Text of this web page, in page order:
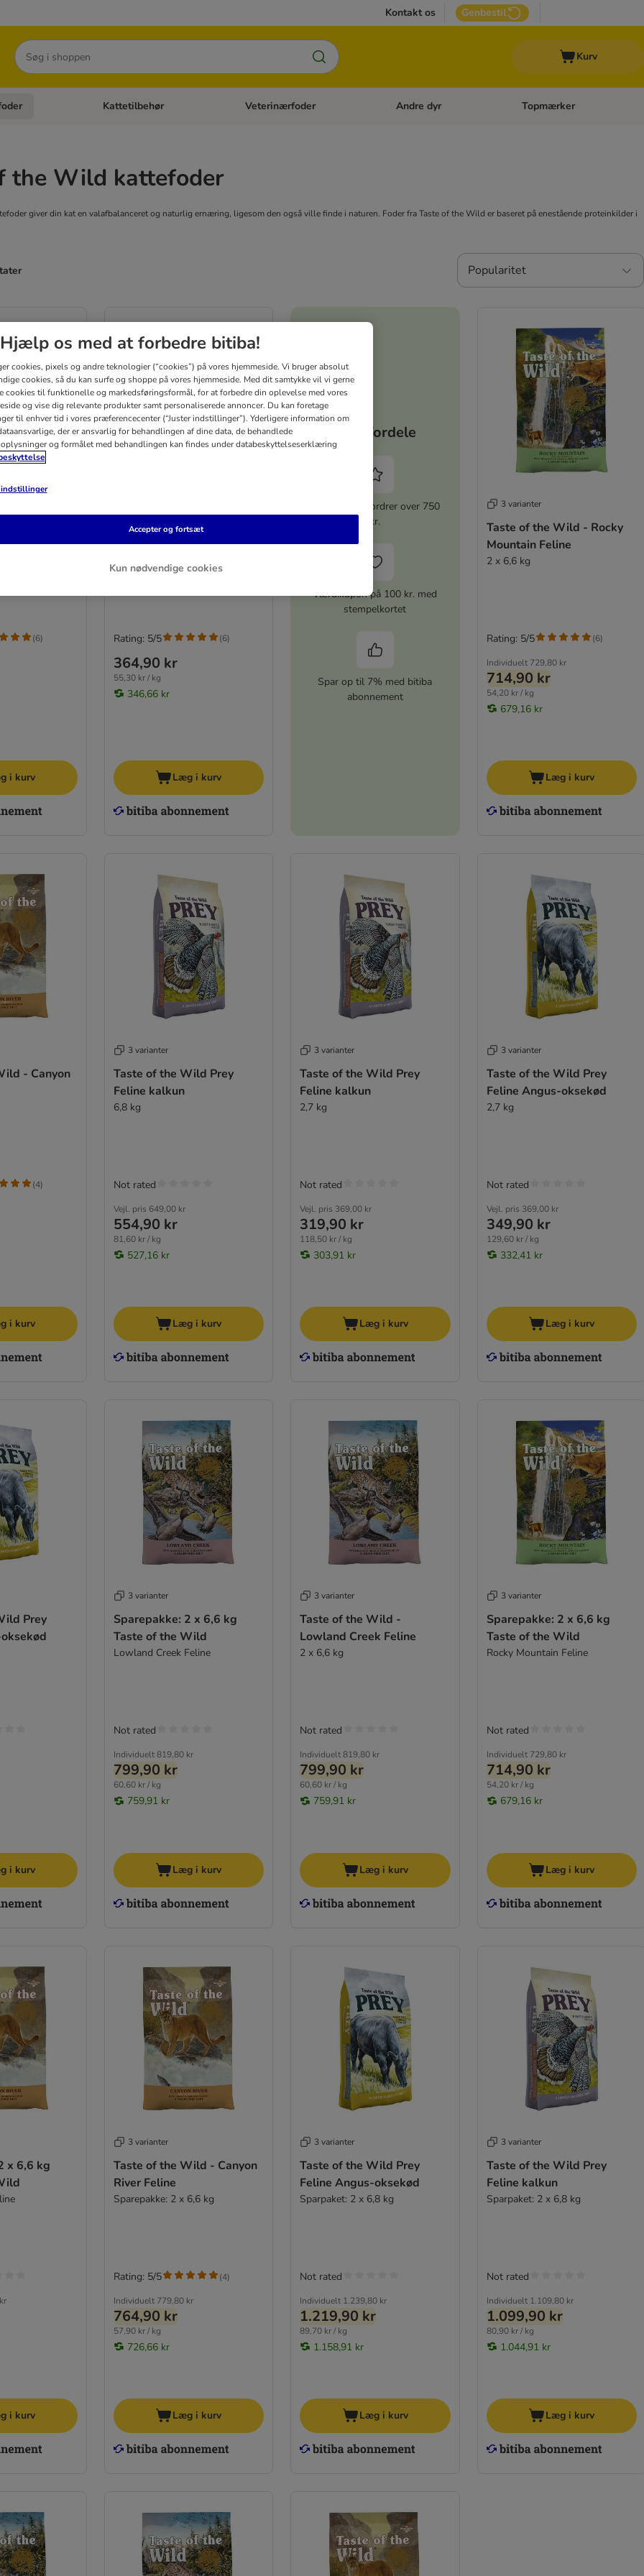
Kontakt os Genbestil
Søg
Kurv
menu: HundetilbehørÅben kategori menu: Kattefoder
Kattetilbehør Åben kategori menu: Kattetilbehør
Veterinærfoder Åben kategori menu: Veterinærfoder
Andre dyr Åben kategori menu: Andre
Topmærker
the Wild kattefoder
giver din kat en valafbalanceret og naturlig ernæring, ligesom den også ville finde i naturen. Foder fra Taste of the Wild er baseret på enestående proteinkilder i
Popularitet
- Rocky
(6)
i kurv
Taste of the Wild - Rocky
Mountain Feline
6,6 kg
364,90 kr
55,30 kr / kg
346,66 kr
Rating: 5/5 (6)
Læg i kurv
Dine fordele
5% rabat for ordrer over 750
kr.
Værdikupon på 100 kr. med
stempelkortet
Spar op til 7% med bitiba
abonnement
3 varianter
Taste of the Wild - Rocky
Mountain Feline
2 x 6,6 kg
Individuelt 729,80 kr
714,90 kr
54,20 kr / kg
679,16 kr
Rating: 5/5 (6)
Læg i kurv
- Canyon
(4)
i kurv
3 varianter
Taste of the Wild Prey
Feline kalkun
6,8 kg
Vejl. pris 649,00 kr
554,90 kr
81,60 kr / kg
527,16 kr
Not rated
Læg i kurv
3 varianter
Taste of the Wild Prey
Feline kalkun
2,7 kg
Vejl. pris 369,00 kr
319,90 kr
118,50 kr / kg
303,91 kr
Not rated
Læg i kurv
3 varianter
Taste of the Wild Prey
Feline Angus-oksekød
2,7 kg
Vejl. pris 369,00 kr
349,90 kr
129,60 kr / kg
332,41 kr
Not rated
Læg i kurv
Prey
i kurv
3 varianter
Sparepakke: 2 x 6,6 kg
Taste of the Wild
Lowland Creek Feline
Individuelt 819,80 kr
799,90 kr
60,60 kr / kg
759,91 kr
Not rated
Læg i kurv
3 varianter
Taste of the Wild -
Lowland Creek Feline
2 x 6,6 kg
Individuelt819,80 kr
799,90 kr
60,60 kr / kg
759,91 kr
Not rated
Læg i kurv
3 varianter
Sparepakke: 2 x 6,6 kg
Taste of the Wild
Rocky Mountain Feline
Individuelt 729,80 kr
714,90 kr
54,20 kr / kg
679,16 kr
Not rated
Læg i kurv
x 6,6 kg
i kurv
3 varianter
Taste of the Wild - Canyon
River Feline
Sparepakke: 2 x 6,6 kg
Individuelt 779,80 kr
764,90 kr
57,90 kr / kg
726,66 kr
Rating: 5/5 (4)
Læg i kurv
3 varianter
Taste of the Wild Prey
Feline Angus-oksekød
Sparpaket: 2 x 6,8 kg
Individuelt 1.239,80 kr
1.219,90 kr
89,70 kr / kg
1.158,91 kr
Not rated
Læg i kurv
3 varianter
Taste of the Wild Prey
Feline kalkun
Sparpaket: 2 x 6,8 kg
Individuelt 1.109,80 kr
1.099,90 kr
80,90 kr / kg
1.044,91 kr
Not rated
Læg i kurv
Hjælp os med at forbedre bitiba!
cookies, pixels og andre teknologier (“cookies”) på vores hjemmeside. Vi bruger absolut
cookies, så du kan surfe og shoppe på vores hjemmeside. Med dit samtykke vil vi gerne
cookies til funktionelle og markedsføringsformål, for at forbedre din oplevelse med vores
og vise dig relevante produkter samt personaliserede annoncer. Du kan foretage
til enhver tid i vores præferencecenter (“Juster indstillinger”). Yderligere information om
der er ansvarlig for behandlingen af ​​dine data, de behandlede
og formålet med behandlingen kan findes under databeskyttelseserklæring
Kun nødvendige cookies
Accepter og fortsæt